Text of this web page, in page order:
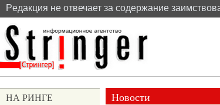
Pедакция не отвечает за содержание
Новости
НА РИНГЕ